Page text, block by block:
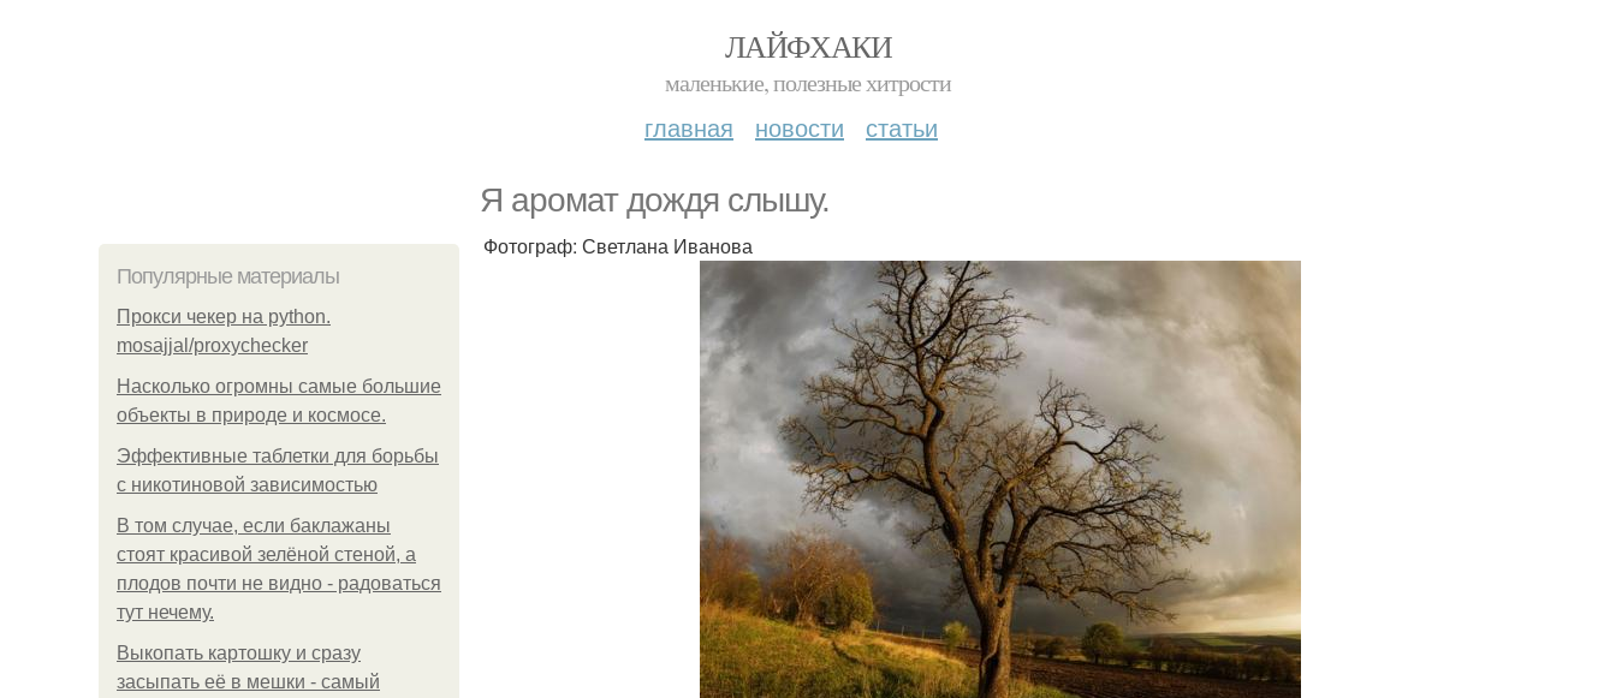
ЛАЙФХАКИ
маленькие, полезные хитрости
главная новости статьи
Я аромат дождя слышу.
Популярные материалы
Прокси чекер на python.
mosajjal/proxychecker
Насколько огромны самые большие
объекты в природе и космосе.
Эффективные таблетки для борьбы
с никотиновой зависимостью
В том случае, если баклажаны
стоят красивой зелёной стеной, а
плодов почти не видно - радоваться
тут нечему.
Выкопать картошку и сразу
засыпать её в мешки - самый
Фотограф: Светлана Иванова